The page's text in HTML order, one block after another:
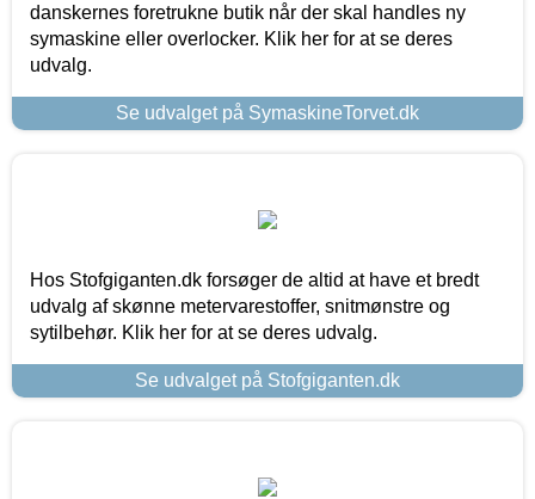
danskernes foretrukne butik når der skal handles ny
symaskine eller overlocker. Klik her for at se deres
udvalg.
Se udvalget på SymaskineTorvet.dk
Hos Stofgiganten.dk forsøger de altid at have et bredt
udvalg af skønne metervarestoffer, snitmønstre og
sytilbehør. Klik her for at se deres udvalg.
Se udvalget på Stofgiganten.dk